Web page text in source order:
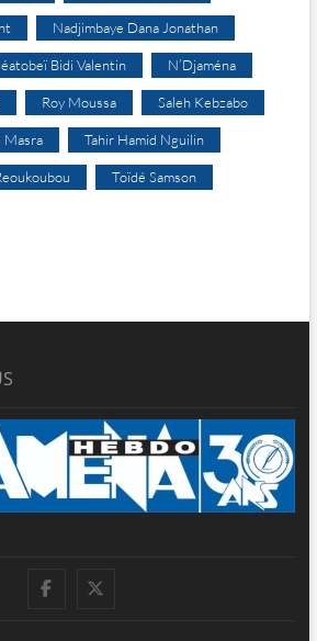
Nadjimbaye Dana Jonathan
Bidi Valentin N’Djaména
Roy Moussa Saleh Kebzabo
Masra Tahir Hamid Nguilin
Toïdé Samson
facebook